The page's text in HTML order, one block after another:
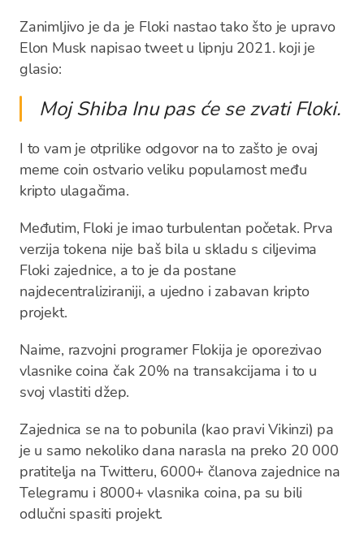
Zanimljivo je da je Floki nastao tako što je upravo
Elon Musk napisao tweet u lipnju 2021. koji je
glasio:
Moj Shiba Inu pas će se zvati Floki.
I to vam je otprilike odgovor na to zašto je ovaj
meme coin ostvario veliku popularnost među
kripto ulagačima.
Međutim, Floki je imao turbulentan početak. Prva
verzija tokena nije baš bila u skladu s ciljevima
Floki zajednice, a to je da postane
najdecentraliziraniji, a ujedno i zabavan kripto
projekt.
Naime, razvojni programer Flokija je oporezivao
vlasnike coina čak 20% na transakcijama i to u
svoj vlastiti džep.
Zajednica se na to pobunila (kao pravi Vikinzi) pa
je u samo nekoliko dana narasla na preko 20 000
pratitelja na Twitteru, 6000+ članova zajednice na
Telegramu i 8000+ vlasnika coina, pa su bili
odlučni spasiti projekt.